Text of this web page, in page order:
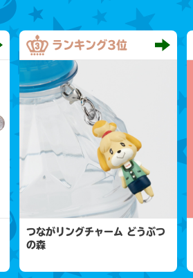
ランキング3位
つながリングチャーム どうぶつ
の森